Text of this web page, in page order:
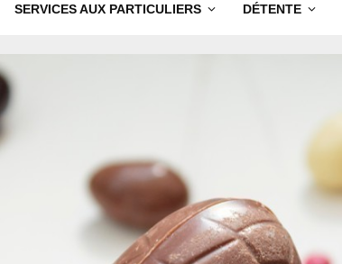
SERVICES AUX PARTICULIERS DÉTENTE